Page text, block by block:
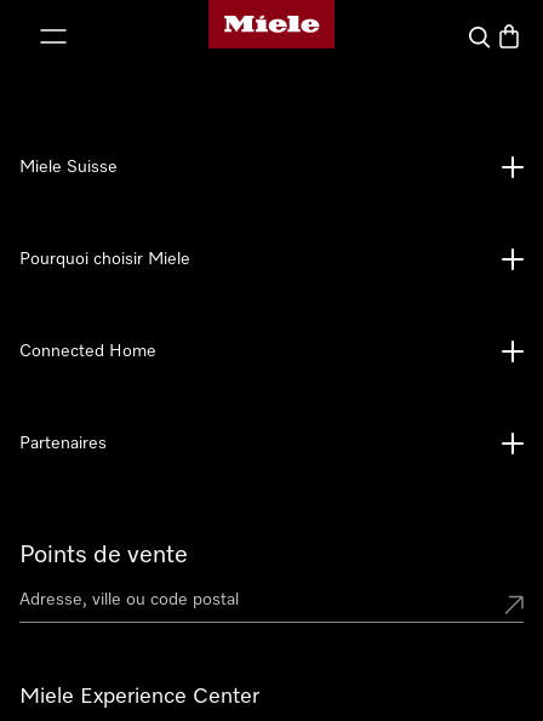
Page d'accueil de Miele
Search
Points de vente
Miele Experience Center
Miele Suisse
Pourquoi choisir Miele
Connected Home
Partenaires